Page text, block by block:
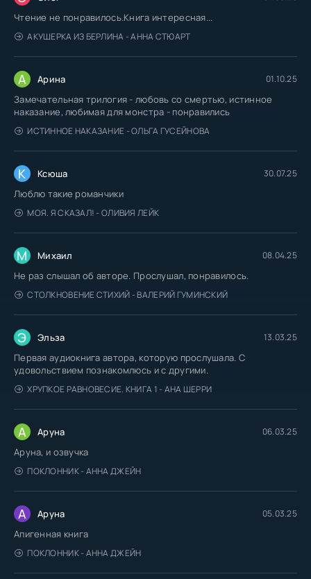
Чтение не понравилось.Книга интересная...
АКУШЕРКА ИЗ БЕРЛИНА - АННА СТЮАРТ
А Арина 01.10.25
Замечательная трилогия - любовь со смертью, истинное
наказание, любимая для монстра - понравились
ИСТИННОЕ НАКАЗАНИЕ - ОЛЬГА ГУСЕЙНОВА
К Ксюша 30.07.25
Люблю такие романчики
МОЯ. Я СКАЗАЛ! - ОЛИВИЯ ЛЕЙК
М Михаил 08.04.25
Не раз слышал об авторе. Прослушал, понравилось.
СТОЛКНОВЕНИЕ СТИХИЙ - ВАЛЕРИЙ ГУМИНСКИЙ
Э Эльза 13.03.25
Первая аудиокнига автора, которую прослушала. С
удовольствием познакомлюсь и с другими.
ХРУПКОЕ РАВНОВЕСИЕ. КНИГА 1 - АНА ШЕРРИ
А Аруна 06.03.25
Аруна, и озвучка
ПОКЛОННИК - АННА ДЖЕЙН
А Аруна 05.03.25
Апигенная книга
ПОКЛОННИК - АННА ДЖЕЙН